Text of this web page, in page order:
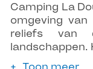
Camping La
omgeving
reliefs van
landschappen.